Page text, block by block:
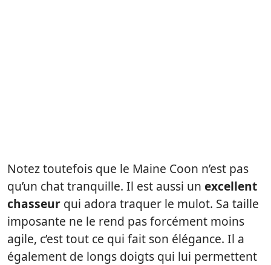
Notez toutefois que le Maine Coon n’est pas
qu’un chat tranquille. Il est aussi un excellent
chasseur qui adora traquer le mulot. Sa taille
imposante ne le rend pas forcément moins
agile, c’est tout ce qui fait son élégance. Il a
également de longs doigts qui lui permettent